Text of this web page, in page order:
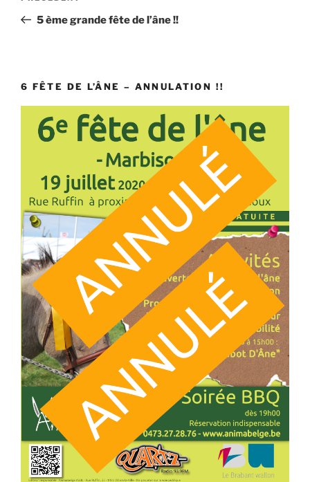
l’article
précédent
5 ème grande fête de l’âne !!
6 FÊTE DE L’ÂNE – ANNULATION !!